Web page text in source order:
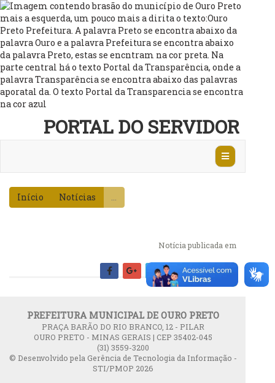
PORTAL DO SERVIDOR
Abrir
Navegação
Início Notícias
Notícia publicada em
PREFEITURA MUNICIPAL DE OURO PRETO
PRAÇA BARÃO DO RIO BRANCO, 12 - PILAR
OURO PRETO - MINAS GERAIS | CEP 35402-045
(31) 3559-3200
© Desenvolvido pela Gerência de Tecnologia da Informação -
STI/PMOP 2026